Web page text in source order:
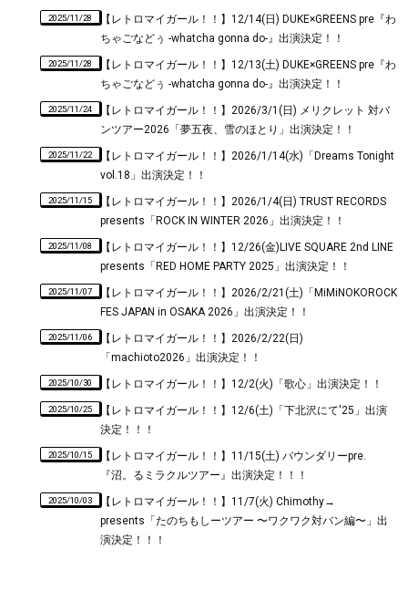
2025/11/28
【レトロマイガール！！】12/14(日) DUKE×GREENS pre『わ
ちゃごなどぅ -whatcha gonna do-』出演決定！！
2025/11/28
【レトロマイガール！！】12/13(土) DUKE×GREENS pre『わ
ちゃごなどぅ -whatcha gonna do-』出演決定！！
2025/11/24
【レトロマイガール！！】2026/3/1(日) メリクレット 対バ
ンツアー2026「夢五夜、雪のほとり」出演決定！！
2025/11/22
【レトロマイガール！！】2026/1/14(水)「Dreams Tonight
vol.18」出演決定！！
2025/11/15
【レトロマイガール！！】2026/1/4(日) TRUST RECORDS
presents「ROCK IN WINTER 2026」出演決定！！
2025/11/08
【レトロマイガール！！】12/26(金)LIVE SQUARE 2nd LINE
presents「RED HOME PARTY 2025」出演決定！！
2025/11/07
【レトロマイガール！！】2026/2/21(土)「MiMiNOKOROCK
FES JAPAN in OSAKA 2026」出演決定！！
2025/11/06
【レトロマイガール！！】2026/2/22(日)
「machioto2026」出演決定！！
2025/10/30 【レトロマイガール！！】12/2(火)「歌心」出演決定！！
2025/10/25
【レトロマイガール！！】12/6(土)「下北沢にて'25」出演
決定！！！
2025/10/15
【レトロマイガール！！】11/15(土) バウンダリーpre.
『沼。るミラクルツアー』出演決定！！！
2025/10/03
【レトロマイガール！！】11/7(火) Chimothy→
presents「たのちもしーツアー 〜ワクワク対バン編〜」出
演決定！！！